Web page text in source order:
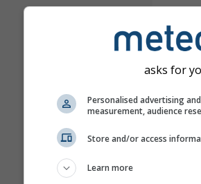
asks for
Personalised advertising
measurement, audience
Store and/or access
Learn more